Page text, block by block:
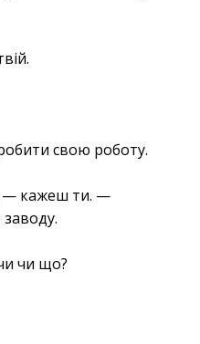
свою роботу.
— кажеш ти. —
чи що?